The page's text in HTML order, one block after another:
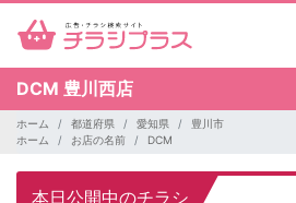
DCM 豊川西店
ホーム 都道府県 愛知県
豊川市
ホーム
お店の名前 DCM
本日公開中のチラシ